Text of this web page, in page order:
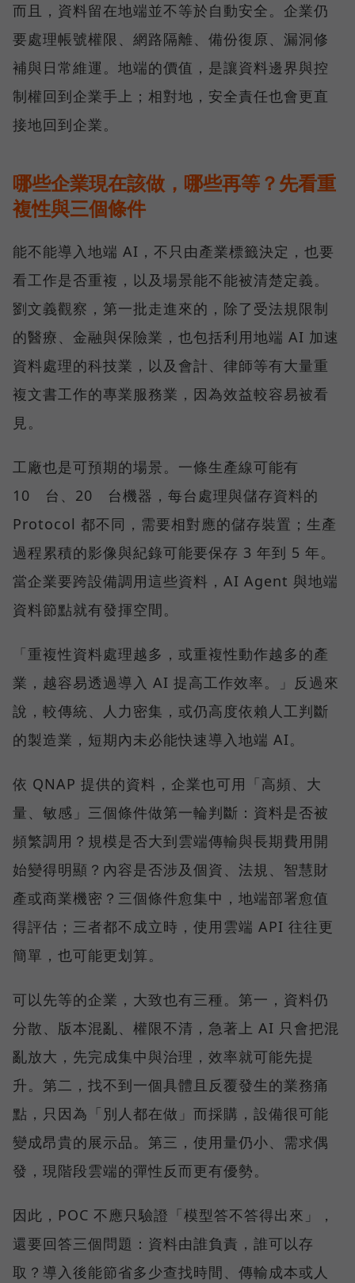
而且，資料留在地端並不等於自動安全。企業仍
要處理帳號權限、網路隔離、備份復原、漏洞修
補與日常維運。地端的價值，是讓資料邊界與控
制權回到企業手上；相對地，安全責任也會更直
接地回到企業。
哪些企業現在該做，哪些再等？先看重
複性與三個條件
能不能導入地端 AI，不只由產業標籤決定，也要
看工作是否重複，以及場景能不能被清楚定義。
劉文義觀察，第一批走進來的，除了受法規限制
的醫療、金融與保險業，也包括利用地端 AI 加速
資料處理的科技業，以及會計、律師等有大量重
複文書工作的專業服務業，因為效益較容易被看
見。
工廠也是可預期的場景。一條生產線可能有
10 台、20 台機器，每台處理與儲存資料的
Protocol 都不同，需要相對應的儲存裝置；生產
過程累積的影像與紀錄可能要保存 3 年到 5 年。
當企業要跨設備調用這些資料，AI Agent 與地端
資料節點就有發揮空間。
「重複性資料處理越多，或重複性動作越多的產
業，越容易透過導入 AI 提高工作效率。」反過來
說，較傳統、人力密集，或仍高度依賴人工判斷
的製造業，短期內未必能快速導入地端 AI。
依 QNAP 提供的資料，企業也可用「高頻、大
量、敏感」三個條件做第一輪判斷：資料是否被
頻繁調用？規模是否大到雲端傳輸與長期費用開
始變得明顯？內容是否涉及個資、法規、智慧財
產或商業機密？三個條件愈集中，地端部署愈值
得評估；三者都不成立時，使用雲端 API 往往更
簡單，也可能更划算。
可以先等的企業，大致也有三種。第一，資料仍
分散、版本混亂、權限不清，急著上 AI 只會把混
亂放大，先完成集中與治理，效率就可能先提
升。第二，找不到一個具體且反覆發生的業務痛
點，只因為「別人都在做」而採購，設備很可能
變成昂貴的展示品。第三，使用量仍小、需求偶
發，現階段雲端的彈性反而更有優勢。
因此，POC 不應只驗證「模型答不答得出來」，
還要回答三個問題：資料由誰負責，誰可以存
取？導入後能節省多少查找時間、傳輸成本或人